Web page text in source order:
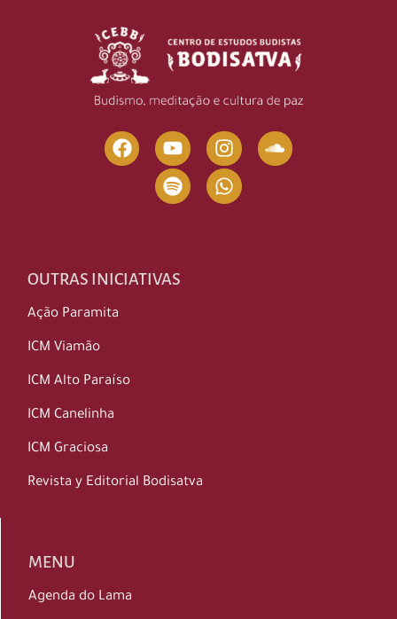
OUTRAS INICIATIVAS
Ação Paramita
ICM Viamão
ICM Alto Paraíso
ICM Canelinha
ICM Graciosa
Revista y Editorial Bodisatva
MENU
Agenda do Lama